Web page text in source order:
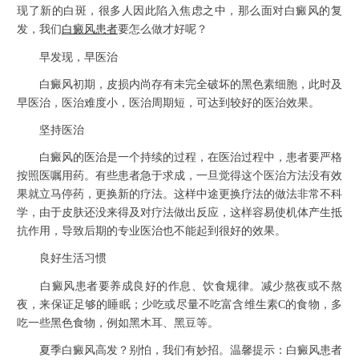
现了新的白斑，很多人因此陷入焦虑之中，那么面对白癜风的复
发，我们 白癜风患者要怎么做才好呢？
早发现，早医治
白癜风初期，皮损内尚存有未完全破坏的黑色素细胞，此时及
早医治，医治难度小，医治周期短，可达到较好的医治效果。
坚持医治
白癜风的医治是一个持续的过程，在医治过程中，患者要严格
按照医嘱用药。有些患者急于求成，一旦觉得这个医治方法没有效
果就立马停药，更换新的疗法。这样中途更换疗法的做法非常不科
学，由于皮肤还没来得及对疗法做出反应，这样容易使机体产生抵
抗作用，导致后期的专业医治也不能起到很好的效果。
良好生活习惯
白癜风患者要养成良好的作息、饮食规律。减少熬夜或不熬
夜，来保证足够的睡眠；少吃或尽量不吃富含维生素C的食物，多
吃一些黑色食物，例如黑木耳、黑豆等。
夏季白癜风高发？别怕，我们有妙招。温馨提示：白癜风患者